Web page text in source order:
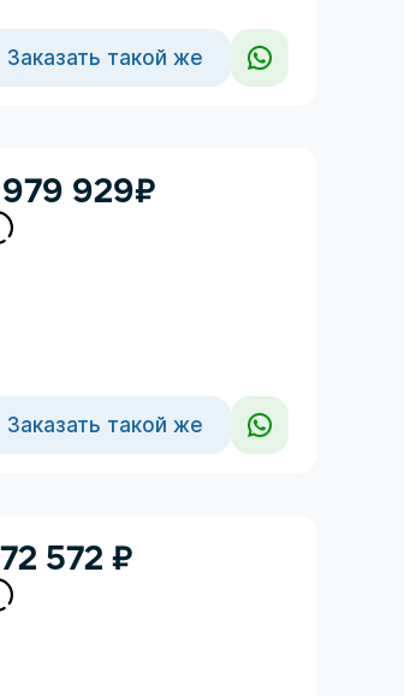
Заказать такой же
979 929₽
Заказать такой же
572 ₽